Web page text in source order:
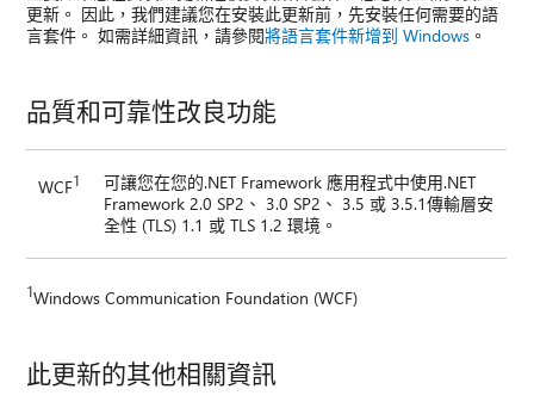
更新。 因此，我們建議您在安裝此更新前，先安裝任何需要的語
言套件。 如需詳細資訊，請參閱將語言套件新增到 Windows 。
品質和可靠性改良功能
WCF1
可讓您在您的.NET Framework 應用程式中使用.NET
Framework 2.0 SP2、 3.0 SP2、 3.5 或 3.5.1傳輸層安
全性 (TLS) 1.1 或 TLS 1.2 環境。
1Windows Communication Foundation (WCF)
此更新的其他相關資訊